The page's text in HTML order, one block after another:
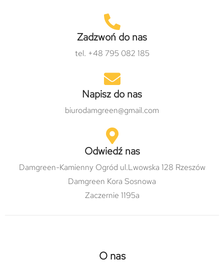
Zadzwoń do nas
tel. +48 795 082 185
Napisz do nas
biurodamgreen@gmail.com
Odwiedź nas
Damgreen-Kamienny Ogród ul.Lwowska 128 Rzeszów
Damgreen Kora Sosnowa
Zaczernie 1195a
O nas